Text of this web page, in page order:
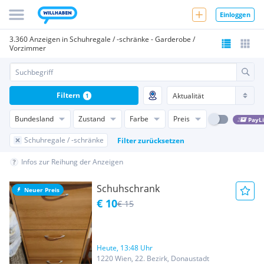
Einloggen
3.360 Anzeigen in Schuhregale / -schränke - Garderobe /
Vorzimmer
Bundesland Zustand Farbe Preis
Schuhregale / -schränke Filter zurücksetzen
Filtern 1
Infos zur Reihung der Anzeigen
Neuer Preis Schuhschrank
€ 10€ 15
Heute, 13:48 Uhr
1220 Wien, 22. Bezirk, Donaustadt